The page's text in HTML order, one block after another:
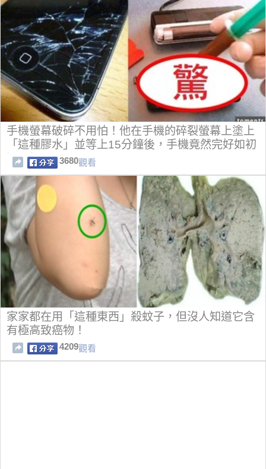
手機螢幕破碎不用怕！他在手機的碎裂螢幕上塗上
「這種膠水」並等上15分鐘後，手機竟然完好如初
還更加堅固！
3680觀看
家家都在用「這種東西」殺蚊子，但沒人知道它含
有極高致癌物！
4209觀看